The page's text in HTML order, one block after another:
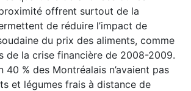
offrent surtout de la
de réduire l’impact de
du prix des aliments, comme
de la crise financière de 2008-2009.
40 % des Montréalais n’avaient pas
et légumes frais à distance de